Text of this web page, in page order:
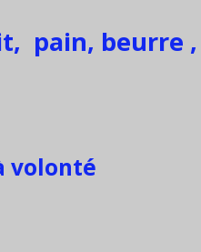
pain,
volonté